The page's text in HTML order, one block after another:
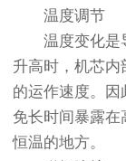
温度调节
温度变化是导
升高时，机芯
的运作速度。
免长时间暴露
恒温的地方。